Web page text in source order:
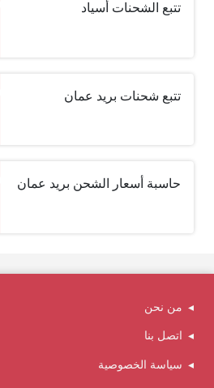
تتبع الشحنات أسياد
تتبع شحنات بريد عمان
حاسبة أسعار الشحن بريد عمان
من نحن
اتصل بنا
سياسة الخصوصية